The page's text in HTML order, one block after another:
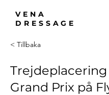
VENA
DRESSAGE
< Tillbaka
Trejdeplacering
Grand Prix på